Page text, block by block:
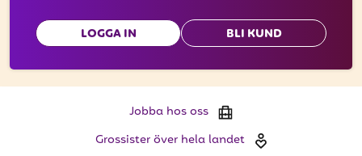
LOGGA IN BLI KUND
Jobba hos oss
Grossister över hela landet